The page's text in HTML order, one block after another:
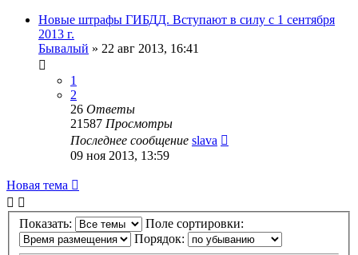
Новые штрафы ГИБДД. Вступают в силу с 1 сентября
2013 г.
Бывалый » 22 авг 2013, 16:41
1
2
26 Ответы
21587 Просмотры
Последнее сообщение slava
09 ноя 2013, 13:59
Новая тема
Показать:
Поле сортировки:
Порядок: